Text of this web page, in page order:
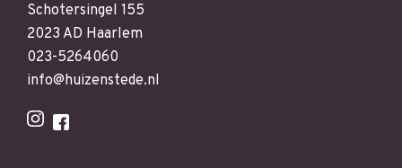
Schotersingel 155
2023 AD Haarlem
023-5264060
info@huizenstede.nl